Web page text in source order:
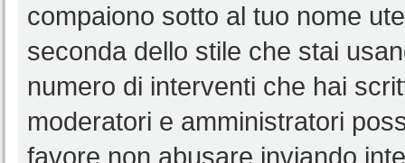
compaiono sotto al tuo nome
seconda dello stile che stai
numero di interventi che hai
moderatori e amministratori
favore non abusare inviando